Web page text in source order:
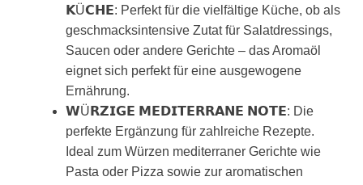
𝗞Ü𝗖𝗛𝗘: Perfekt für die vielfältige Küche, ob als
geschmacksintensive Zutat für Salatdressings,
Saucen oder andere Gerichte – das Aromaöl
eignet sich perfekt für eine ausgewogene
Ernährung.
𝗪Ü𝗥𝗭𝗜𝗚𝗘 𝗠𝗘𝗗𝗜𝗧𝗘𝗥𝗥𝗔𝗡𝗘 𝗡𝗢𝗧𝗘: Die
perfekte Ergänzung für zahlreiche Rezepte.
Ideal zum Würzen mediterraner Gerichte wie
Pasta oder Pizza sowie zur aromatischen